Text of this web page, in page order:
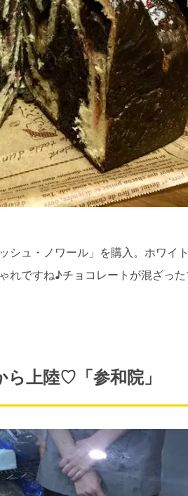
シュ・ノワール」を購入。ホワイ
れですね♪チョコレートが混ざっ
ら上陸♡「参和院」